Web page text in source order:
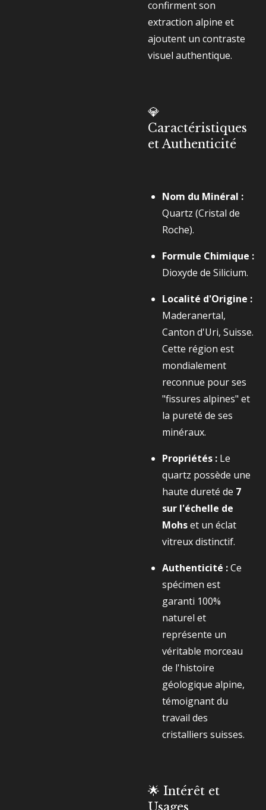
confirment son
extraction alpine et
ajoutent un contraste
visuel authentique.
💎
Caractéristiques
et Authenticité
Nom du Minéral :
Quartz (Cristal de
Roche).
Formule Chimique :
Dioxyde de Silicium.
Localité d'Origine :
Maderanertal,
Canton d'Uri, Suisse.
Cette région est
mondialement
reconnue pour ses
"fissures alpines" et
la pureté de ses
minéraux.
Propriétés : Le
quartz possède une
haute dureté de 7
sur l'échelle de
Mohset un éclat
vitreux distinctif.
Authenticité :Ce
spécimen est
garanti 100%
naturel et
représente un
véritable morceau
de l'histoire
géologique alpine,
témoignant du
travail des
cristalliers suisses.
🌟 Intérêt et
Usages